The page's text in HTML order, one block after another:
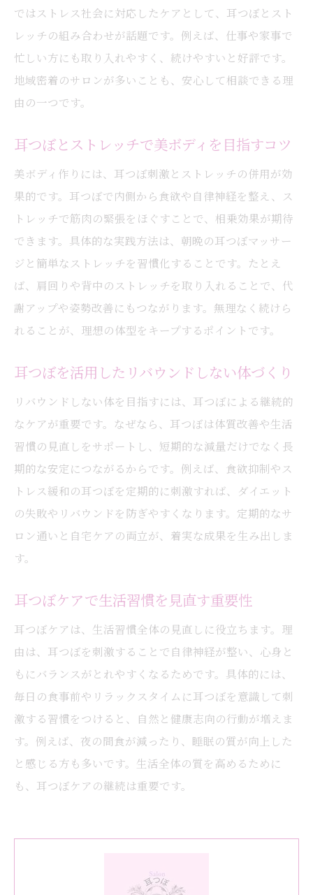
ではストレス社会に対応したケアとして、耳つぼとスト
レッチの組み合わせが話題です。例えば、仕事や家事で
忙しい方にも取り入れやすく、続けやすいと好評です。
地域密着のサロンが多いことも、安心して相談できる理
由の一つです。
耳つぼとストレッチで美ボディを目指すコツ
美ボディ作りには、耳つぼ刺激とストレッチの併用が効
果的です。耳つぼで内側から食欲や自律神経を整え、ス
トレッチで筋肉の緊張をほぐすことで、相乗効果が期待
できます。具体的な実践方法は、朝晩の耳つぼマッサー
ジと簡単なストレッチを習慣化することです。たとえ
ば、肩回りや背中のストレッチを取り入れることで、代
謝アップや姿勢改善にもつながります。無理なく続けら
れることが、理想の体型をキープするポイントです。
耳つぼを活用したリバウンドしない体づくり
リバウンドしない体を目指すには、耳つぼによる継続的
なケアが重要です。なぜなら、耳つぼは体質改善や生活
習慣の見直しをサポートし、短期的な減量だけでなく長
期的な安定につながるからです。例えば、食欲抑制やス
トレス緩和の耳つぼを定期的に刺激すれば、ダイエット
の失敗やリバウンドを防ぎやすくなります。定期的なサ
ロン通いと自宅ケアの両立が、着実な成果を生み出しま
す。
耳つぼケアで生活習慣を見直す重要性
耳つぼケアは、生活習慣全体の見直しに役立ちます。理
由は、耳つぼを刺激することで自律神経が整い、心身と
もにバランスがとれやすくなるためです。具体的には、
毎日の食事前やリラックスタイムに耳つぼを意識して刺
激する習慣をつけると、自然と健康志向の行動が増えま
す。例えば、夜の間食が減ったり、睡眠の質が向上した
と感じる方も多いです。生活全体の質を高めるために
も、耳つぼケアの継続は重要です。